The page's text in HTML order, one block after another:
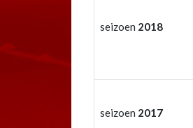
seizoen 2018
seizoen 2017